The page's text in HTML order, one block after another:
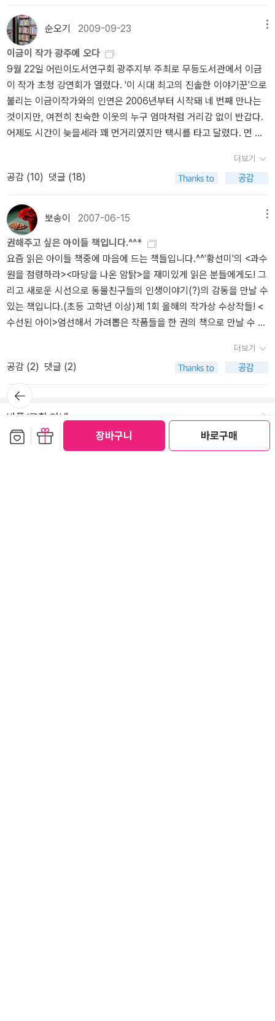
장바구니 바로구매
하여 남몰래 글을 읽고 갔다. 글을 올리는 일에 게을러진 것에 대한 변
명을 하자면 아이들이 아직 컴과 많이 친해지는 게 싫은 탓이라고 해
야겠다. 컴이 많이 유용하고 실생활 깊숙히 필요하지만 천천히 친해
져도 좋은데 엄마가 매일 컴 앞에서 글 쓴다며 오래도록 자리잡고 있
는 모습을 보여주기 싫었다. 물론 한밤중에 쓰면 되는데 난 잠이 많고
게으르다. 다시 서재에 글을 쓴다. 쓰다보니 오전 시간이 훌쩍 지나갔
다. 아이들이 학교 방과후 음악줄넘기에 다녀올 동안만 쓰려고 했는
데 아이들이 돌아온지 1시간이 넘었는데도 여전히 글을 쓰고 있다.
디너들 생각에 미안함과 고마움이 교차한다. 여기에 일일이 적지 않
아도 모두들 제가 얼마나 좋아하고 흠모하는지 아실거라고 생각한다.
둬야겠다. 빈손으로 갔던 난 4권의 책을 받아들고 돌아왔다.순오기님
이 아이들을 위해 <해오름 골짜기 친구들-황선미> <과수원을 점령하
라- 황선미>, 그리고 나를 위해 <내 사랑의 그림자-기욤 아폴리네르
시집>, 쑥님이 <책을 읽을 자유- 이현우>를 선물해주셨다. 가볍게 갔
다가 무겁게 돌아왔다. 물론 마음은 무겁게 갔지만 돌아오는 마음은
날아갈 듯 가벼웠다. 사진을 올리려고 전송중인데, 하도
오랜만에 다운받으려니 너무 많아 그런지 제대로 읽지를 못하고 있
다. 사진은 잠시 미뤄야겠다.
등) - 미술 부문(독후화, 캐릭터 만들기 등) - 영상 부문(UCC 동영
상- 영화, 연극, 광고 등) ※『마당을 나온 암탉』을 읽고 그 느낌을 다양
하고 자유로운 형식으로 표현하시면 됩니다.응모 방법 - 개인 또는 팀
단위로 응모 가능하며 우편으로만 접수 받습니다. - 보낼 곳 : 경기도
파주시 교하읍 문발리 파주출판도시 513-3 사계절출판사‘독후활동
대회 담당자’ - 문의: 031-955-8588 ※ 이름, 주소, 연락처, 응모 분
야에 어린이 또는 청소년/일반부를 구분해서 적어 주세요. ※ 응모작
은 반환하지 않습니다.시상내역 <어린이> - 잎싹상(1명) : 상장과 상
금(50만원) <글쓰기 부문> - 초록머리상(1명) : 상장과 상금(20만
원) - 나그네상(10명) : 상장과 문화상품권(5만원)<미술 부문> - 초
화상품권(5만원) <영상 부문> - 초록머리상(1명) : 상장과 상금(30
활동 결과물은 어른들의 도움을 받지 않은 것이어야 합니다. ＊ 수상
작품은 독후활동 자료로 온·오프라인에서 전시·홍보할 예정입니다.
＊ 수상자는 애니메이션 <마당을 나온 암탉> 특별 시사회에 초대합
니다. <청소년/일반>- 잎싹상(1명) : 상장과 상금(100만원) <글쓰기
부문> - 초록머리상(1명) : 상장과 상금(30만원) -나그네상(10명) :
상장과 문화상품권(5만원)<미술 부문> - 초록머리상(1명) : 상장과
상금(30만원) -나그네상(10명) : 상장과 문화상품권(5만원) <영상
부문> - 초록머리상(1명) : 상장과 상금(50만원) -나그네상(3명) :
상장과 문화상품권(20만원)심사 : 황선미, 김환영, 오돌또기, 명필름,
극단 민들레발표 : 2011년 7월 9일(사계절출판사 홈페이지 공지 및
극단 민들레, 명필름, 오돌또기, (사)행복한아침독서, 오픈키드 [출
처] 『마당을 나온 암탉』독후활동대회 l 2011.3.21~6.20 (사계절출판
사 : 사계절 책 향기가 나는 집) |작성자 사계절
동문학가이지요.바바라 쿠니의 <엠마>라는 그림책입니다.엠마 스턴
이라는 실제 화가의 이야기랍니다. 자식들을 다 떠나보내고 혼자 외
롭게 살아가는 엠마 할머니가 나중에 외로움을 이겨낼 수 있게 한 것
은 무엇이었을까요? 표지 그림에 힌트가 있어요.윌리엄 스타이그의
<아벨의 섬> 이랍니다.<슈렉>, <치과의사 드소토 선생님> 뿐 아니라
많은 어린이책을 남긴 작가이자 화가 입니다. 이 책의 그림도 저자가
직접 그렸습니다. 무인도에서 홀로 버텨나가는 생쥐 아벨의 이야기라
지만 우리 자신의 이야기이네요.크리스티네 뇌스틀링거의 <사내대장
부> 입니다.프란츠 이야기 시리즈의 첫번째 책이랍니다. 아이들의 심
인상깊었다고 소개된 책입니다.로라 잉걸스 와일더의 <큰 숲 속의 작
은 집>이 책은 <초원의 집>이라는 제목으로 많이 알려져 있지요.이
책 시리즈를 모두 가지고 있다는 분이 제일로 꼽은 책이랍니다. 어린
이를 비롯해서 어른이 되어서도 사람 냄새가 책 전체에 그대로 풍겨
나는 책이기 때문에 여전히 좋아한다면서요.그럼 hnine이 제일로 꼽
은 어린이 책은 무엇일까요?바로 앤드류 클레먼츠의 <프린들 주세요
> 입니다. 원제는 Frindle.이 책을 최고로 꼽는 이유는 첫째, 독창성
때문입니다. 어느 책이든 읽다보면 어디선가 비슷한 내용을 본 것 같
다, 혹은 이런 내용은 누구라도 쓰겠다 라는 생각이 드는 책이 있는가
하면 (이런 책이 꼭 나쁘다는 것이 아니라) 이런 책은 전무후무 하겠
다 싶을 정도로 독창적인 내용을 담고 있는 책이 있습니다. 바로 이 책
일단 재미있어야지요. 제목부터 사람을 끌어당깁니다. '프린들이 뭐
지?' 이러한 호기심으로 책장을 넘기기 시작하면 책이 끝날때까지 다
음이 궁금해서 도중에 읽기를 멈추기가 힘들어지는 책이랍니다. 셋
째, 어린이책 답다고 할지 모르겠지만 재미만 있는 것이 아니라 작가
가 전하고 싶은 메시지가 있고 가르침이 있습니다. 물론 고리타분하
거나 대놓고 드러내지 않고 전달되기에 돋보인다고 하겠습니다. 이
순오기 2009-09-23
이금이 작가 광주에 오다
9월 22일 어린이도서연구회 광주지부 주최로 무등도서관에서 이금
이 작가 초청 강연회가 열렸다. '이 시대 최고의 진솔한 이야기꾼'으로
불리는 이금이작가와의 인연은 2006년부터 시작돼 네 번째 만나는
것이지만, 여전히 친숙한 이웃의 누구 엄마처럼 거리감 없이 반갑다.
어제도 시간이 늦을세라 꽤 먼거리였지만 택시를 타고 달렸다. 먼 줄
정류장까지만 택시를 탔다.^^도서관 입구엔 이금이작가 강연회를 알
리는 안내장이 발걸음을 인도했다도서관에 들어서니 이금이작가 작
품집과 작가 프로필을 예쁘게 안내했다.이금이작가는 1962년 충북
청원에서 태어나 1984년 '새벗문학상'과 1985년 '소년중앙문학
상'에 동화가 당선되어 작가로 활동하기 시작했다. 초등교과서에 세
편 이상 싣지 못한다는데 네 편이나 실렸고, 현재 단국대학교 대학원
문예창작 겸임교수.4학년 2학기 <읽기> 송아지 내기 (원작동화집,
영구랑 흑구랑)5학년 1학기 <읽기> 우리 집 우렁이 각시(원작동화
집, 쓸만한 아이)5학년 2학기 <읽기> 대화명 인기 최고(원작동화집,
쓸만한 아이)6학년 2학기 <읽기> 소희의 일기장 (원작동화, 너도 하
늘말나리야)교과서에 실린 작품 중 저학년을 위한 그림책으로 <송아
집필하면또 하나의 작품이 태어날 것이고...그래도 이 정도면 자칭 왕
팬이라 해도 손색은 없을 듯... ^^일찍 도착해도서관 사무실에 있다는
작가를 찾아가 서로 눈이 마주치는 순간, 반가움에 얼싸안았다. 그런
장면은 누가 찍어줘야 하는데... ^^어머니독서회 회원과 같이 인증샷!
>> 접힌 부분 펼치기 >> << 펼친 부분 접기 <<무등도서관 좌석을 꽉
채운 어머니들~ 역시 이금이 작가의 저력이 확인된다. 더구나 광주는
더보기
공감 (10) 댓글 (18)
뽀송이 2007-06-15
권해주고 싶은 아이들 책입니다.^^*
요즘 읽은 아이들 책중에 마음에 드는 책들입니다.^^'황선미'의 <과수
원을 점령하라><마당을 나온 암탉>을 재미있게 읽은 분들에게도! 그
리고 새로운 시선으로 동물친구들의 인생이야기(?)의 감동을 만날 수
있는 책입니다.(초등 고학년 이상)제 1회 올해의 작가상 수상작들! <
수선된 아이>엄선해서 가려뽑은 작품들을 한 권의 책으로 만날 수 있
영혼이 따뜻했던 날들>더 이상의 설명이 필요없을 것 같은 멋진 책입
니다!!밀려드는 잔잔한 감동에 결국 눈물이 나버린 책입니다. (초등 6
학년이나 중학생 이상부터 어른들께도 추천합니다!!) 그리고 '패트리
샤 매클라클랜'의 그림책! <세상에서 가장 소중한 곳>글도 좋지만, 그
림도 정서적인 예쁜 책입니다.지금 내 곁의 가족을 소중히 사랑할 수
있게 만들어 줄 값진 그림책이 될 것입니다. (아이들부터 누구라도 보
더보기
공감 (2) 댓글 (2)
반품/교환 안내
뒤로가
기